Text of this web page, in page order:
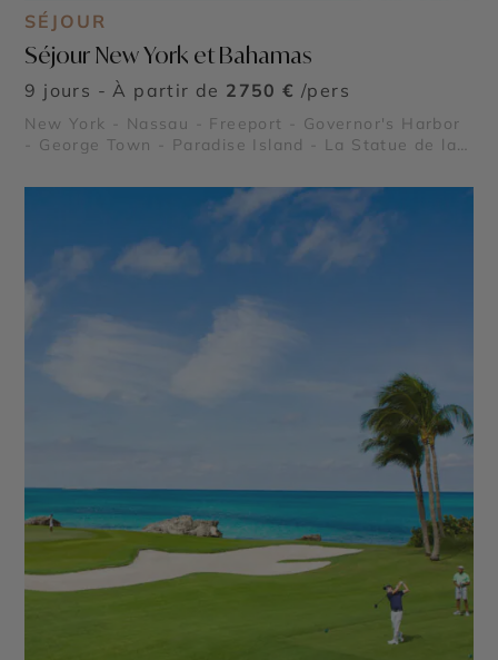
SÉJOUR
Séjour New York et Bahamas
9 jours - À partir de 2750 € /pers
New York - Nassau - Freeport - Governor's Harbor
- George Town - Paradise Island - La Statue de la